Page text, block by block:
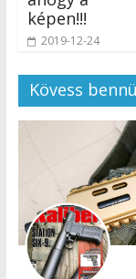
képen!!!
2019-12-24
Kövess